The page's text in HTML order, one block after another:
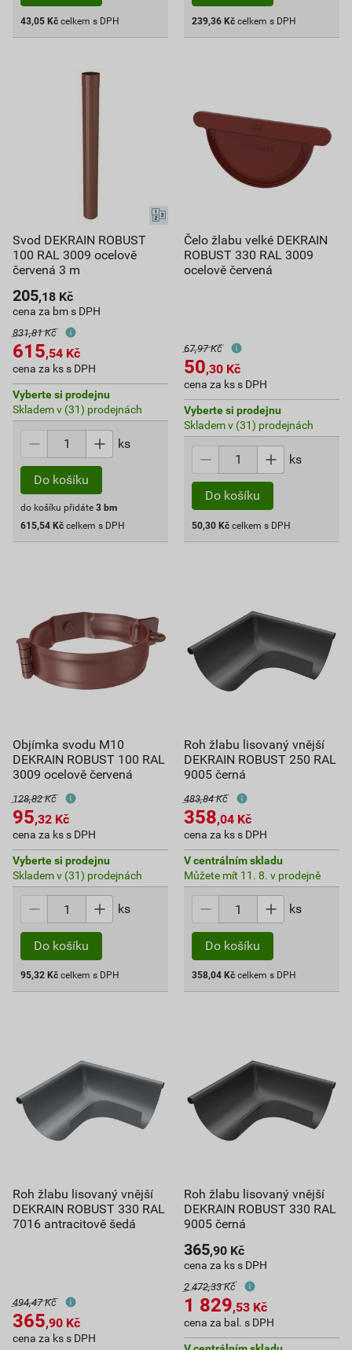
43,05 Kč celkem s DPH 239,36 Kč celkem s DPH
Svod DEKRAIN ROBUST
100 RAL 3009 ocelově
červená 3 m
205,18 Kč
cena za bm s DPH
831,81 Kč
615,54 Kč
cena za ks s DPH
Vyberte si prodejnu
Skladem v (31) prodejnách
ks
Do košíku
do košíku přidáte 3 bm
615,54 Kč celkem s DPH
Čelo žlabu velké DEKRAIN
ROBUST 330 RAL 3009
ocelově červená
67,97 Kč
50,30 Kč
cena za ks s DPH
Vyberte si prodejnu
Skladem v (31) prodejnách
ks
Do košíku
50,30 Kč celkem s DPH
Objímka svodu M10
DEKRAIN ROBUST 100 RAL
3009 ocelově červená
128,82 Kč
95,32 Kč
cena za ks s DPH
Vyberte si prodejnu
Skladem v (31) prodejnách
ks
Do košíku
95,32 Kč celkem s DPH
Roh žlabu lisovaný vnější
DEKRAIN ROBUST 250 RAL
9005 černá
483,84 Kč
358,04 Kč
cena za ks s DPH
V centrálním skladu
Můžete mít 11. 8. v prodejně
ks
Do košíku
358,04 Kč celkem s DPH
Roh žlabu lisovaný vnější
DEKRAIN ROBUST 330 RAL
7016 antracitově šedá
494,47 Kč
365,90 Kč
cena za ks s DPH
Roh žlabu lisovaný vnější
DEKRAIN ROBUST 330 RAL
9005 černá
365,90 Kč
cena za ks s DPH
2 472,33 Kč
1 829,53 Kč
cena za bal. s DPH